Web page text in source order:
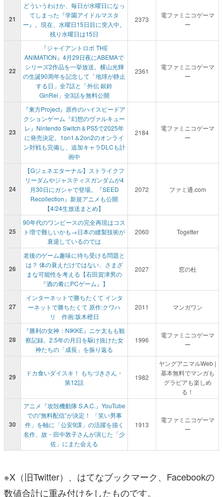
21
どういうわけか、毎日が水曜日になっ
てしまった『学園アイドルマスタ
ー』。現在、水曜日15日目に突入中。
残り水曜日は15日
2373
電ファミニコゲーマ
ー
22
『ジャイアントロボ THE
ANIMATION』4月29日夜にABEMAで
シリーズ2作品を一挙放送。横山光輝
の生誕90周年を記念して「地球が静止
する日」全7話と「外伝 銀鈴
GinRei」全3話を無料公開
2361
電ファミニコゲーマ
ー
23
『東方Project』原作のハイスピードア
クションゲーム『幻想のヴァルキュー
レ』Nintendo Switch＆PS5で2025年
に発売決定。1on1＆2on2のオンライ
ン対戦も完備し、追加キャラDLCも計
画中
2184
電ファミニコゲーマ
ー
24
【Gジェネエターナル】ストライクフ
リーダムやジャスティスガンダムが4
月30日にガシャで登場。『SEED
Recollection』新規アニメも公開
【4/24生放送まとめ】
2072 ファミ通.com
25
90年代のワンピースの完全再現はコス
ト増で難しいかも→日本の縫製技術が
衰退しているのでは
2060 Togetter
26
老後のゲーム趣味に待ち受ける問題と
は？ 体の衰えだけではない、さまざ
まな可能性を考える【石田賀津男の
『酒の肴にPCゲーム』】
2027 窓の杜
27
インターネットで勝ちたくて インタ
ーネットで勝ちたくて 原作:クワハ
リ 作画:坂木橙日
2011 マンガワン
28
『勝利の女神：NIKKE』ニケ太もも観
察記録。2.5年の月日を駆け抜けた女
神たちの「成長」を振り返る
1996
電ファミニコゲーマ
ー
29
ドカ食いダイスキ！ もちづきさん・
第12話
1982
ヤングアニマルWeb |
基本無料でマンガも
グラビアも楽しめ
る！
30
アニメ『攻殻機動隊 S.A.C.』YouTube
での“無料配信”が決定！ 「笑い男事
件」を軸に「公安9課」の活躍を描く
名作、故・田中敦子さんが演じた「少
佐」にまた会える
1913
電ファミニコゲーマ
ー
※X（旧Twitter）、はてなブックマーク、Facebookの
数値合計に重み付けをしたものです。